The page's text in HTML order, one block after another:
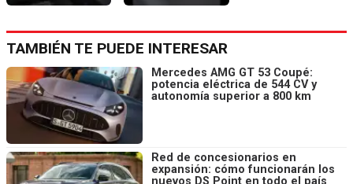
TAMBIÉN TE PUEDE INTERESAR
Mercedes AMG GT 53 Coupé:
potencia eléctrica de 544 CV y
autonomía superior a 800 km
Red de concesionarios en
expansión: cómo funcionarán los